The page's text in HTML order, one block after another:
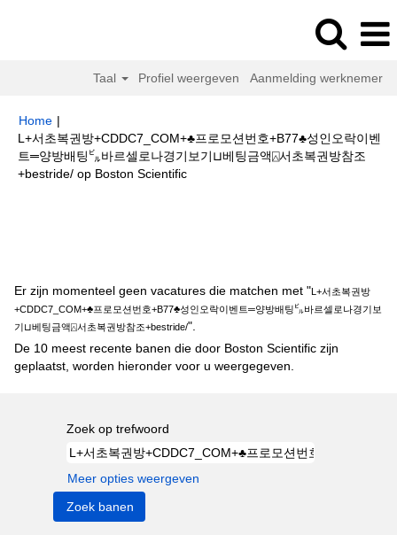
Taal Profiel weergeven Aanmelding werknemer
Home |
L+서초복권방+CDDC7_CОM+♣프로모션번호+B77♣성인오락이벤
트═양방배팅㌱바르셀로나경기보기⊔베팅금액⍓서초복권방참조
+bestride/ op Boston Scientific(huidige
Er zijn momenteel geen vacatures die matchen met "L+서초복권방
+CDDC7_CОM+♣프로모션번호+B77♣성인오락이벤트═양방배팅㌱바르셀로나경기보
기⊔베팅금액⍓서초복권방참조+bestride/".
De 10 meest recente banen die door Boston Scientific zijn
geplaatst, worden hieronder voor u weergegeven.
Zoek op trefwoord
Meer opties weergeven